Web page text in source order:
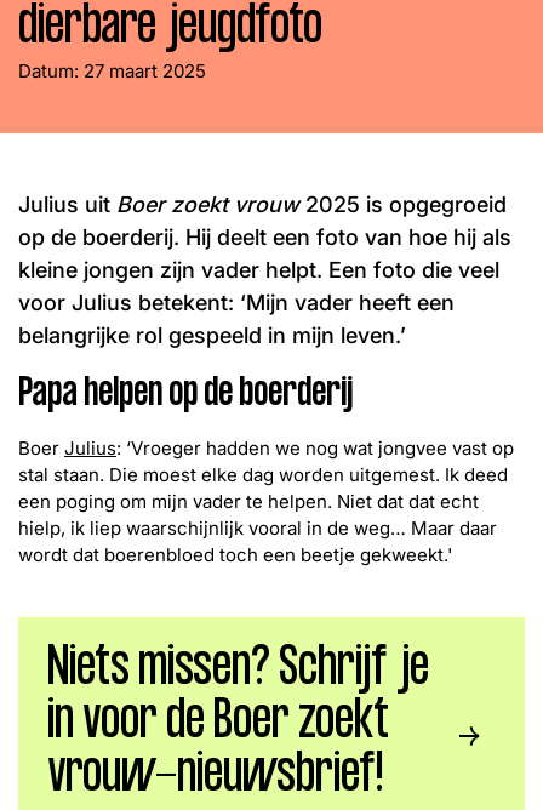
Word lid
John Julius
Nieuws
Uitzendingen
dierbare jeugdfoto
Datum: 27 maart 2025
Julius uit Boer zoekt vrouw2025 is opgegroeid
op de boerderij. Hij deelt een foto van hoe hij als
kleine jongen zijn vader helpt. Een foto die veel
voor Julius betekent: ‘Mijn vader heeft een
belangrijke rol gespeeld in mijn leven.’
Papa helpen op de boerderij
Boer Julius: ‘Vroeger hadden we nog wat jongvee vast op
stal staan. Die moest elke dag worden uitgemest. Ik deed
een poging om mijn vader te helpen. Niet dat dat echt
hielp, ik liep waarschijnlijk vooral in de weg… Maar daar
wordt dat boerenbloed toch een beetje gekweekt.'
Niets missen? Schrijf je
in voor de Boer zoekt
vrouw-nieuwsbrief!
https://